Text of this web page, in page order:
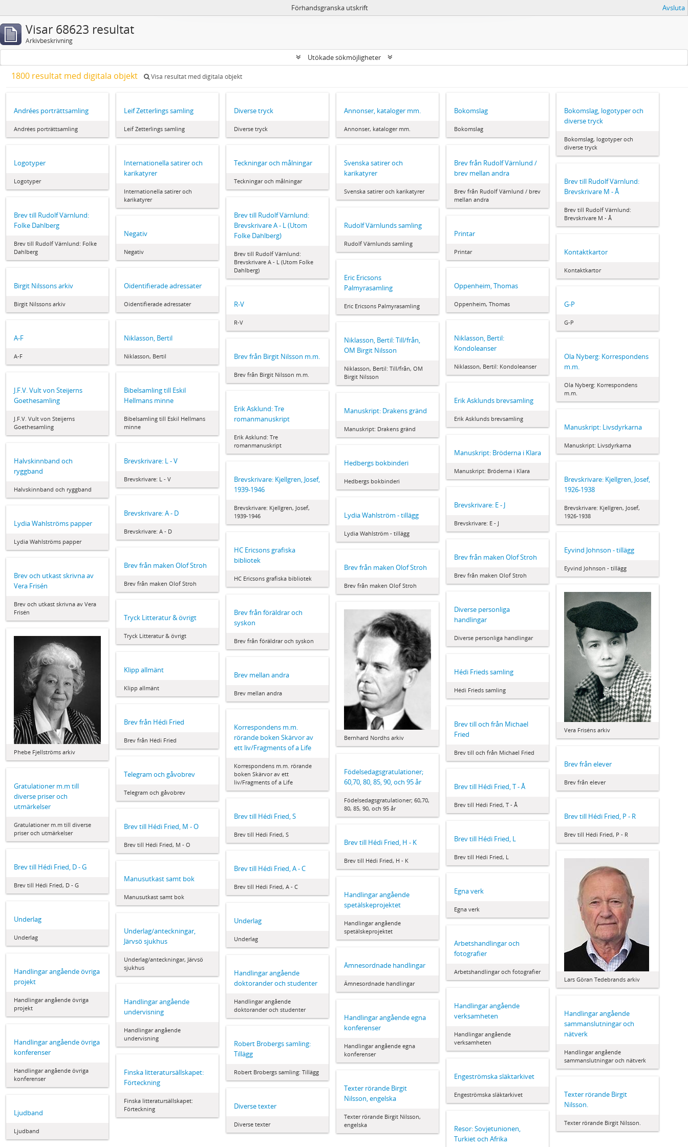
Förhandsgranska utskrift Avsluta
Visar 68623 resultat
Arkivbeskrivning
Utökade sökmöjligheter
1800 resultat med digitala objekt Visa resultat med digitala objekt
Andrées porträttsamling
Andrées porträttsamling
Leif Zetterlings samling
Leif Zetterlings samling
Diverse tryck
Diverse tryck
Annonser, kataloger mm.
Annonser, kataloger mm.
Bokomslag
Bokomslag
Bokomslag, logotyper och
diverse tryck
Bokomslag, logotyper och
diverse tryck
Logotyper
Logotyper
Internationella satirer och
karikatyrer
Internationella satirer och
karikatyrer
Teckningar och målningar
Teckningar och målningar
Svenska satirer och
karikatyrer
Svenska satirer och karikatyrer
Brev från Rudolf Värnlund /
brev mellan andra
Brev från Rudolf Värnlund / brev
mellan andra
Brev till Rudolf Värnlund:
Brevskrivare M - Å
Brev till Rudolf Värnlund:
Brevskrivare M - Å
Brev till Rudolf Värnlund:
Folke Dahlberg
Brev till Rudolf Värnlund: Folke
Dahlberg
Brev till Rudolf Värnlund:
Brevskrivare A - L (Utom
Folke Dahlberg)
Brev till Rudolf Värnlund:
Brevskrivare A - L (Utom Folke
Dahlberg)
Rudolf Värnlunds samling
Rudolf Värnlunds samling
Negativ
Negativ
Printar
Printar Kontaktkartor
Kontaktkartor
Eric Ericsons
Palmyrasamling
Eric Ericsons Palmyrasamling
Birgit Nilssons arkiv
Birgit Nilssons arkiv
Oidentifierade adressater
Oidentifierade adressater
Oppenheim, Thomas
Oppenheim, Thomas
R-V
R-V
G-P
G-P
A-F
A-F
Niklasson, Bertil
Niklasson, Bertil
Niklasson, Bertil:
Kondoleanser
Niklasson, Bertil: Kondoleanser
Niklasson, Bertil: Till/från,
OM Birgit Nilsson
Niklasson, Bertil: Till/från, OM
Birgit Nilsson
Brev från Birgit Nilsson m.m.
Brev från Birgit Nilsson m.m.
Ola Nyberg: Korrespondens
m.m.
Ola Nyberg: Korrespondens
m.m.
J.F.V. Vult von Steijerns
Goethesamling
J.F.V. Vult von Steijerns
Goethesamling
Bibelsamling till Eskil
Hellmans minne
Bibelsamling till Eskil Hellmans
minne
Erik Asklunds brevsamling
Erik Asklunds brevsamling
Erik Asklund: Tre
romanmanuskript
Erik Asklund: Tre
romanmanuskript
Manuskript: Drakens gränd
Manuskript: Drakens gränd Manuskript: Livsdyrkarna
Manuskript: Livsdyrkarna
Manuskript: Bröderna i Klara
Manuskript: Bröderna i Klara
Halvskinnband och
ryggband
Halvskinnband och ryggband
Brevskrivare: L - V
Brevskrivare: L - V
Hedbergs bokbinderi
Hedbergs bokbinderi
Brevskrivare: Kjellgren, Josef,
1939-1946
Brevskrivare: Kjellgren, Josef,
1939-1946
Brevskrivare: Kjellgren, Josef,
1926-1938
Brevskrivare: Kjellgren, Josef,
1926-1938
Brevskrivare: E - J
Brevskrivare: E - J
Brevskrivare: A - D
Brevskrivare: A - D
Lydia Wahlström - tillägg
Lydia Wahlström - tillägg
Lydia Wahlströms papper
Lydia Wahlströms papper
HC Ericsons grafiska
bibliotek
HC Ericsons grafiska bibliotek
Eyvind Johnson - tillägg
Eyvind Johnson - tillägg
Brev från maken Olof Stroh
Brev från maken Olof Stroh
Brev från maken Olof Stroh
Brev från maken Olof Stroh
Brev från maken Olof Stroh
Brev från maken Olof Stroh
Brev och utkast skrivna av
Vera Frisén
Brev och utkast skrivna av Vera
Frisén
Vera Friséns arkiv
Diverse personliga
handlingar
Diverse personliga handlingar
Brev från föräldrar och
syskon
Brev från föräldrar och syskon
Tryck Litteratur & övrigt
Tryck Litteratur & övrigt
Bernhard Nordhs arkiv
Phebe Fjellströms arkiv
Klipp allmänt
Klipp allmänt
Hédi Frieds samling
Hédi Frieds samling
Brev mellan andra
Brev mellan andra
Brev från Hédi Fried
Brev från Hédi Fried
Brev till och från Michael
Fried
Brev till och från Michael Fried
Korrespondens m.m.
rörande boken Skärvor av
ett liv/Fragments of a Life
Korrespondens m.m. rörande
boken Skärvor av ett
liv/Fragments of a Life
Brev från elever
Brev från elever
Födelsedagsgratulationer;
60,70, 80, 85, 90, och 95 år
Födelsedagsgratulationer; 60,70,
80, 85, 90, och 95 år
Telegram och gåvobrev
Telegram och gåvobrev
Gratulationer m.m till
diverse priser och
utmärkelser
Gratulationer m.m till diverse
priser och utmärkelser
Brev till Hédi Fried, T - Å
Brev till Hédi Fried, T - Å
Brev till Hédi Fried, S
Brev till Hédi Fried, S
Brev till Hédi Fried, P - R
Brev till Hédi Fried, P - R
Brev till Hédi Fried, M - O
Brev till Hédi Fried, M - O
Brev till Hédi Fried, L
Brev till Hédi Fried, L
Brev till Hédi Fried, H - K
Brev till Hédi Fried, H - K
Brev till Hédi Fried, D - G
Brev till Hédi Fried, D - G
Brev till Hédi Fried, A - C
Brev till Hédi Fried, A - C
Lars Göran Tedebrands arkiv
Manusutkast samt bok
Manusutkast samt bok
Egna verk
Egna verk
Handlingar angående
spetälskeprojektet
Handlingar angående
spetälskeprojektet
Underlag
Underlag
Underlag
Underlag
Underlag/anteckningar,
Järvsö sjukhus
Underlag/anteckningar, Järvsö
sjukhus
Arbetshandlingar och
fotografier
Arbetshandlingar och fotografier
Ämnesordnade handlingar
Ämnesordnade handlingar
Handlingar angående övriga
projekt
Handlingar angående övriga
projekt
Handlingar angående
doktorander och studenter
Handlingar angående
doktorander och studenter
Handlingar angående
undervisning
Handlingar angående
undervisning
Handlingar angående
verksamheten
Handlingar angående
verksamheten
Handlingar angående
sammanslutningar och
nätverk
Handlingar angående
sammanslutningar och nätverk
Handlingar angående egna
konferenser
Handlingar angående egna
konferenser
Handlingar angående övriga
konferenser
Handlingar angående övriga
konferenser
Robert Brobergs samling:
Tillägg
Robert Brobergs samling: Tillägg
Finska litteratursällskapet:
Förteckning
Finska litteratursällskapet:
Förteckning
Engeströmska släktarkivet
Engeströmska släktarkivet
Texter rörande Birgit
Nilsson, engelska
Texter rörande Birgit Nilsson,
engelska
Texter rörande Birgit
Nilsson.
Texter rörande Birgit Nilsson.
Diverse texter
Diverse texter
Ljudband
Ljudband
Resor: Sovjetunionen,
Turkiet och Afrika